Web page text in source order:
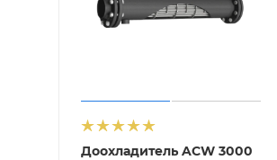
Доохладитель ACW 3000